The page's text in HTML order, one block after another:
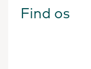
Find os